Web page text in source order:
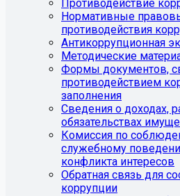
Противодействие
Нормативные
противодействия
Антикоррупционная
Методические
Формы документов,
противодействием
заполнения
Сведения о доходах,
обязательствах
Комиссия по
служебному
конфликта интересов
Обратная связь для
коррупции